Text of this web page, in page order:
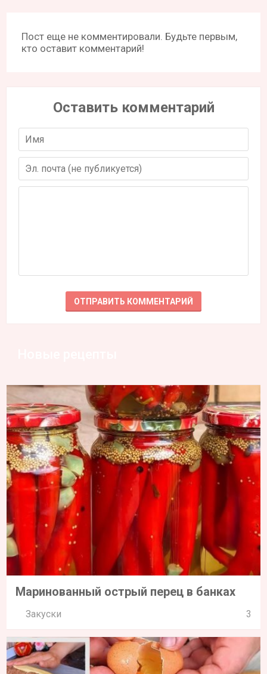
Пост еще не комментировали. Будьте первым,
кто оставит комментарий!
Оставить комментарий
Маринованный острый перец в банках
Закуски 3